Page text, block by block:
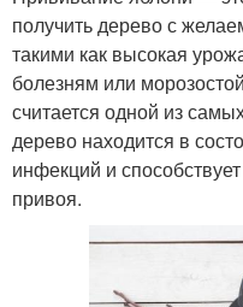
получить дерево с
такими как высокая
болезням или
считается одной из
дерево находится в
инфекций и
привоя.